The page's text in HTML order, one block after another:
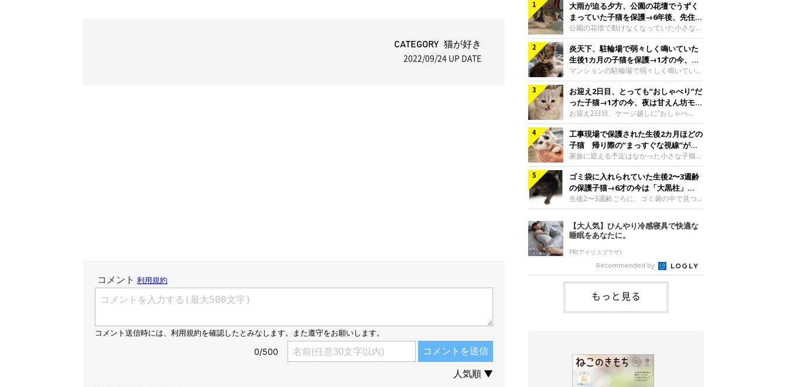
CATEGORY 猫が好き
2022/09/24 UP DATE
大雨が迫る夕方、公園の花壇でうずく
まっていた子猫を保護→6年後、先住猫
と“姉妹”のような関係に
公園の花壇で動けなくなっていた小さな子
猫。家族に迎えられてから6年、先住猫と
の間には深い絆が育まれていました。保護
当時のティダちゃん。
@muumuu62197189紹介するのは、
X（旧Twitter）ユーザー
@muumuu62197189さんの愛猫・ティダ
ちゃん（取材時6才）の成長記録です。こ
ちらは、生後3カ月ごろのティダちゃん。
飼い主さんが出会ったのは、夜から大雨に
なると予報されていた日の夕方でした。花
壇で動けずにいた子猫保護したばかりのテ
ィダちゃん。@muumuu62197189飼い主
さんは、公園の
炎天下、駐輪場で弱々しく鳴いていた
生後1カ月の子猫を保護→1才の今、筋
肉質でツンデレなコに成長
マンションの駐輪場で弱々しく鳴いてい
た、生後1カ月ほどの子猫。家族に迎えら
れてから1年、体も行動も大きく成長しま
した。炎天下の駐輪場で鳴いていた小さな
子猫保護当時のモモちゃん。@Kingponzu
紹介するのは、X（旧Twitter）ユーザー
@Kingponzuさんの愛猫・モモちゃん（取
材時1才）の成長記録です。こちらは、モ
モちゃんが生後1カ月ごろに撮影された一
枚。飼い主さんの自宅マンションの駐輪場
で鳴いていたところを保護された当時の姿
です。子猫時代のモモちゃん。
@Kingponzuその日は気温が35℃を
お迎え2日目、とっても“おしゃべり”だ
った子猫→1才の今、夜は甘えん坊モー
ドになるコに成長！
お迎え2日目、ケージ越しに“おしゃべ
り”する姿を見せていた子猫。1才になった
今も見せる愛らしい姿にキュンとします。
お迎え2日目、ケージ越しに何かを伝える
ももちゃん“おしゃべり”なももちゃん。
@poocoonyan紹介するのは、Instagram
ユーザー@poocoonyanさんの愛猫・もも
ちゃん（取材時1才／マンチカン）です。
こちらの動画は、ももちゃんが生後2カ月
を過ぎたころ、お迎え2日目に撮影された
ため、当時はケージの中で過ごしていまし
た。鳴いてアピールするももち
工事現場で保護された生後2カ月ほどの
子猫 帰り際の“まっすぐな視線”が忘
れられず、家族の一員に
家族に迎える予定はなかった小さな子猫。
帰り際に見せた姿が、飼い主さんの心に残
りました。保護当時の夏目ちゃん。
@shibainu_rintaro紹介するのは、
Instagramユーザー@shibainu_rintaroさ
んの愛猫・夏目（なつめ）ちゃん（取材時
3才）。工事現場で親猫とはぐれたとみら
れ、保護された当時は生後2カ月ほどだっ
たといいます。新しい飼い主を探すつもり
が……保護されてケージに入っている夏目
ちゃん。@shibainu_rintaro夏目ちゃんを
保護したのは、以前、飼い主さんの愛猫・
ちくわく
ゴミ袋に入れられていた生後2〜3週齢
の保護子猫→6才の今は「大黒柱」
に！ 美しい黒猫に成長した姿にグッ
とくる
生後2〜3週齢ごろに、ゴミ袋の中で見つか
った小さな命。ミルクから育てられたその
子猫は今、家族に欠かせない存在へと成長
しました。ゴミ袋の中で見つかった、ミニ
モグラのような子猫よちよち歩きをしてい
たころの、生後2〜3週齢ごろのドンちゃ
ん。@doddou_1今回紹介するのは、
X（旧Twitter）ユーザー@doddou_1さん
の愛猫・ドンちゃん（取材時、推定6才／
本名：ドミトリー・ドンスコイ）。ドンち
ゃんは、保護猫でした。ドンちゃんが見つ
かったのは、飼い主さんの姉の勤め先の敷
【大人気】ひんやり冷感寝具で快適な
睡眠をあなたに。
PR(アイリスプラザ)
Recommended by
もっと見る